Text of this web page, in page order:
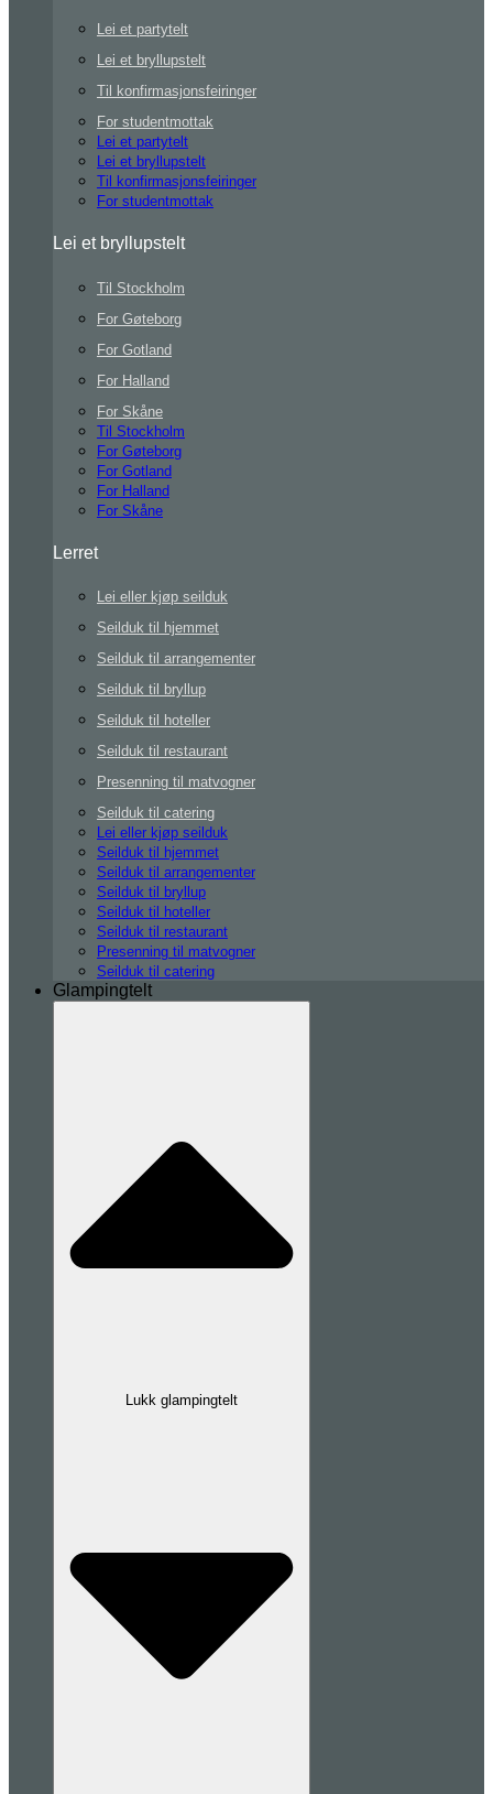
Lei et partytelt
Lei et bryllupstelt
Til konfirmasjonsfeiringer
For studentmottak
Lei et partytelt
Lei et bryllupstelt
Til konfirmasjonsfeiringer
For studentmottak
Lei et bryllupstelt
Til Stockholm
For Gøteborg
For Gotland
For Halland
For Skåne
Til Stockholm
For Gøteborg
For Gotland
For Halland
For Skåne
Lerret
Lei eller kjøp seilduk
Seilduk til hjemmet
Seilduk til arrangementer
Seilduk til bryllup
Seilduk til hoteller
Seilduk til restaurant
Presenning til matvogner
Seilduk til catering
Lei eller kjøp seilduk
Seilduk til hjemmet
Seilduk til arrangementer
Seilduk til bryllup
Seilduk til hoteller
Seilduk til restaurant
Presenning til matvogner
Seilduk til catering
Glampingtelt
Lukk glampingtelt